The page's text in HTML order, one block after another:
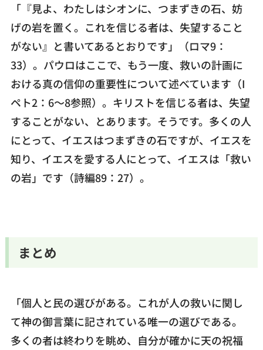
「『見よ、わたしはシオンに、つまずきの石、妨
げの岩を置く。これを信じる者は、失望すること
がない』と書いてあるとおりです」（ロマ9：
33）。パウロはここで、もう一度、救いの計画に
おける真の信仰の重要性について述べています（I
ペト2：6～8参照）。キリストを信じる者は、失望
することがない、とあります。そうです。多くの人
にとって、イエスはつまずきの石ですが、イエスを
知り、イエスを愛する人にとって、イエスは「救い
の岩」です（詩編89：27）。
まとめ
「個人と民の選びがある。これが人の救いに関し
て神の御言葉に記されている唯一の選びである。
多くの者は終わりを眺め、自分が確かに天の祝福